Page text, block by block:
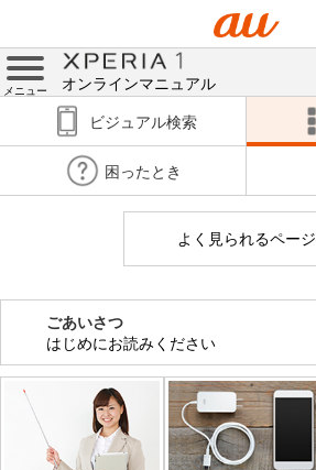
メニュー オンラインマニュアル
ビジュアル検索
困ったとき
よく見られるページ
ごあいさつ
はじめにお読みください